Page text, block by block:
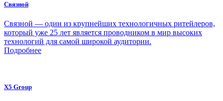
Связной
Связной — один из крупнейших технологичных ритейлеров,
который уже 25 лет является проводником в мир высоких
технологий для самой широкой аудитории.
Подробнее
X5 Group